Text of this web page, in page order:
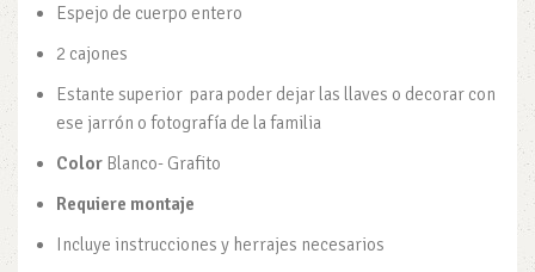
Espejo de cuerpo entero
2 cajones
Estante superior para poder dejar las llaves o decorar con
ese jarrón o fotografía de la familia
Color Blanco- Grafito
Requiere montaje
Incluye instrucciones y herrajes necesarios